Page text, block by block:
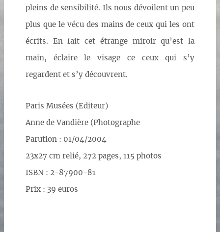
pleins de sensibilité. Ils nous dévoilent un peu
plus que le vécu des mains de ceux qui les ont
écrits. En fait cet étrange miroir qu’est la
main, éclaire le visage ce ceux qui s’y
regardent et s’y découvrent.
Paris Musées (Editeur)
Anne de Vandière (Photographe
Parution : 01/04/2004
23x27 cm relié, 272 pages, 115 photos
ISBN : 2-87900-81
Prix : 39 euros